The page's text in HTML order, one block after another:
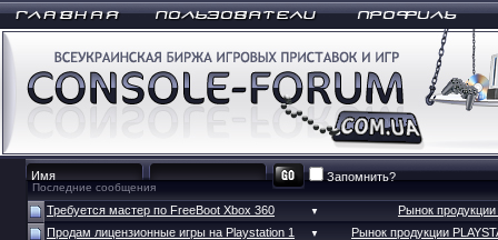
Запомнить?
Последние сообщения
Требуется мастер по FreeBoot Xbox 360 ▼
Рынок продукции
Продам лицензионные игры на Playstation 1
▼
Рынок продукции